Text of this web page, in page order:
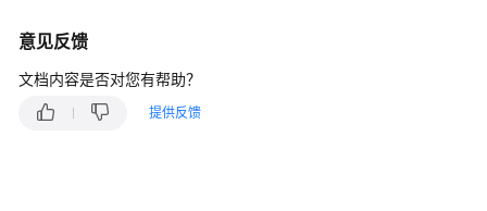
叫
(V3.0.0)
意见反馈
文档内容是否对您有帮助？
提供反馈